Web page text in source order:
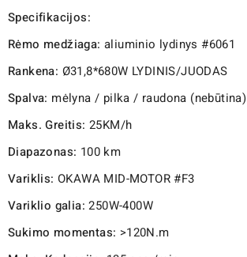
Specifikacijos:
Rėmo medžiaga: aliuminio lydinys #6061
Rankena: Ø31,8*680W LYDINIS/JUODAS
Spalva: mėlyna / pilka / raudona (nebūtina)
Maks. Greitis: 25KM/h
Diapazonas: 100 km
Variklis: OKAWA MID-MOTOR #F3
Variklio galia: 250W-400W
Sukimo momentas: >120N.m